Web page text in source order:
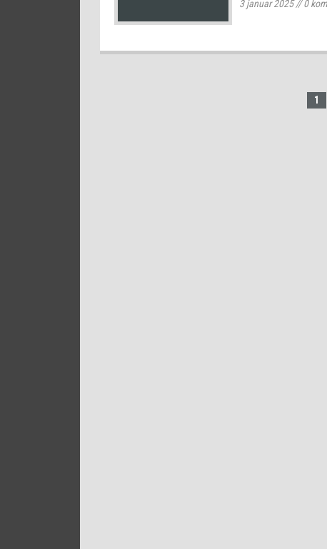
3 januar 2025//0
1